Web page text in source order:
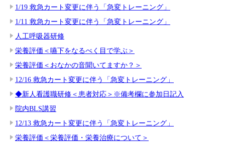
1/19 救急カート変更に伴う「急変トレーニング」
1/11 救急カート変更に伴う「急変トレーニング」
人工呼吸器研修
栄養評価＜嚥下をなるべく目で学ぶ＞
栄養評価＜おなかの音聞いてますか？＞
12/16 救急カート変更に伴う「急変トレーニング」
◆新人看護職研修＜患者対応＞※備考欄に参加日記入
院内BLS講習
12/13 救急カート変更に伴う「急変トレーニング」
栄養評価＜栄養評価・栄養治療について＞